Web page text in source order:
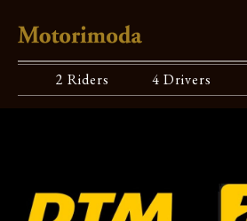
2 Riders 4 Drivers